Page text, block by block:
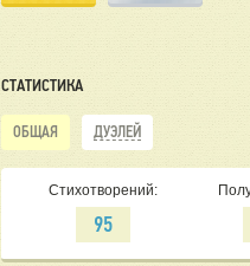
СТАТИСТИКА
ОБЩАЯ ДУЭЛЕЙ
Стихотворений:
95